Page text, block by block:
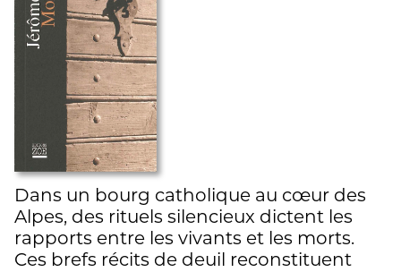
Dans un bourg catholique au cœur des
Alpes, des rituels silencieux dictent les
rapports entre les vivants et les morts.
Ces brefs récits de deuil reconstituent